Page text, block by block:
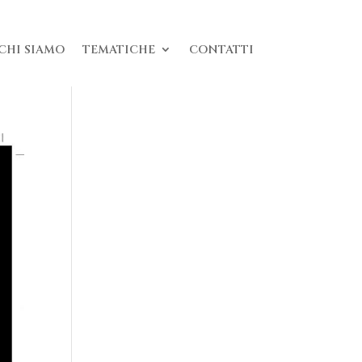
SIAMO TEMATICHE CONTATTI